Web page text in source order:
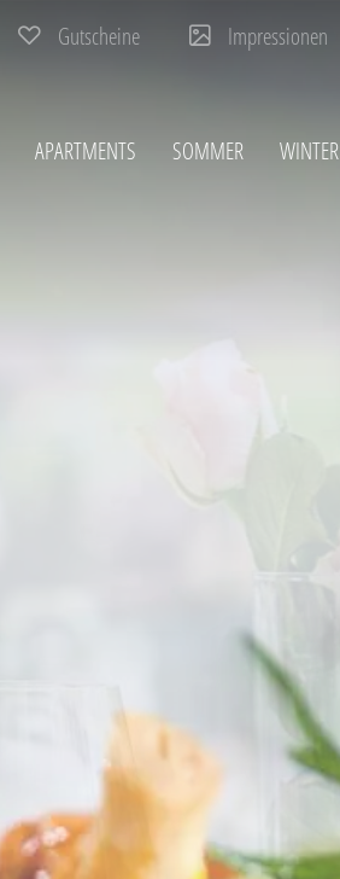
Gutscheine Impressionen
APARTMENTS SOMMER WINTER